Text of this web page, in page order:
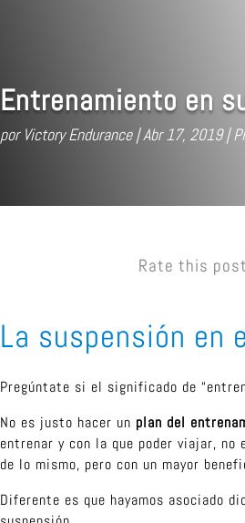
Entrenamiento en
por Victory Endurance Abr 17, 2019
Rate this post
La suspensión en
Pregúntate si el significado de
No es justo hacer un plan del
entrenar y con la que poder viajar,
de lo mismo, pero con un mayor
Diferente es que hayamos asociado